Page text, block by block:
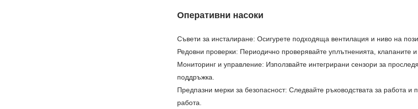
Оперативни насоки
Съвети за инсталиране: Осигурете подходяща вентилация и ниво на
Редовни проверки: Периодично проверявайте уплътненията, клапаните и
Мониторинг и управление: Използвайте интегрирани сензори за
поддръжка.
Предпазни мерки за безопасност: Следвайте ръководствата за работа
работа.